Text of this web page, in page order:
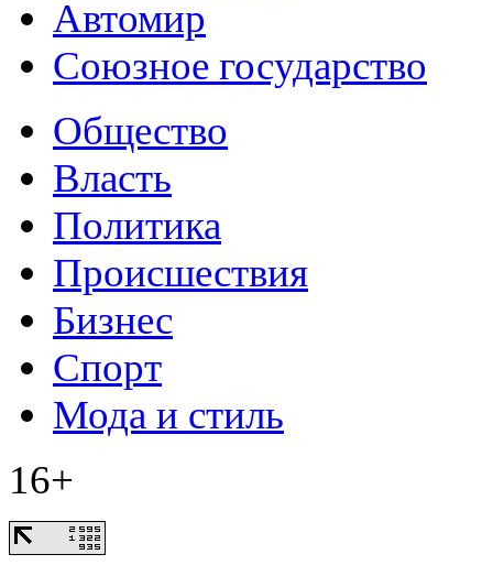
Автомир
Союзное государство
Общество
Власть
Политика
Происшествия
Бизнес
Спорт
Мода и стиль
16+